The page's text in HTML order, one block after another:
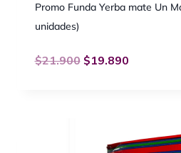
Promo Funda Yerba mate Un
unidades)
$21.900 $19.890